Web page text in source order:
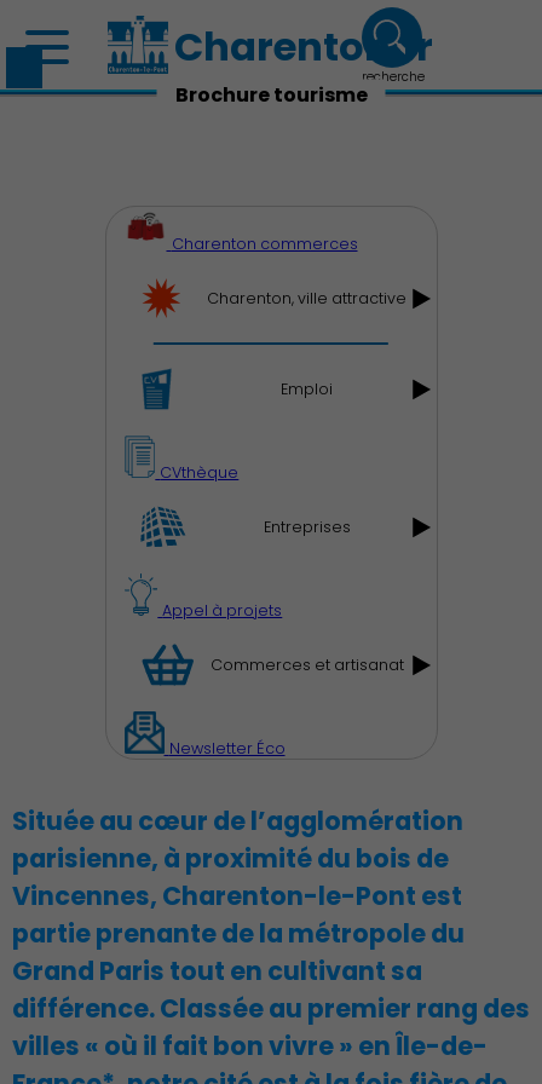
Découvrir Charenton
Démocratie locale
Action Sociale Solidarité
Environnement cadre de
vie
Charenton.fr
recherche
Brochure tourisme
Charenton commerces
Charenton, ville attractive
Emploi
CVthèque
Entreprises
Appel à projets
Commerces et artisanat
Newsletter Éco
Située au cœur de l’agglomération
parisienne, à proximité du bois de
Vincennes, Charenton-le-Pont est
partie prenante de la métropole du
Grand Paris tout en cultivant sa
différence. Classée au premier rang des
villes « où il fait bon vivre » en Île-de-